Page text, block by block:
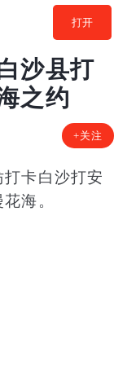
打开
沙县打
之约
+关注
卡白沙打安
海。